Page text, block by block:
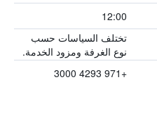
12:00
تختلف السياسات حسب
نوع الغرفة ومزود الخدمة.
+971 4293 3000